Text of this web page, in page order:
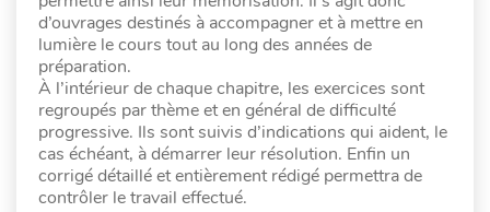
d’ouvrages destinés à accompagner et à mettre en
lumière le cours tout au long des années de
préparation.
À l’intérieur de chaque chapitre, les exercices sont
regroupés par thème et en général de difficulté
progressive. Ils sont suivis d’indications qui aident, le
cas échéant, à démarrer leur résolution. Enfin un
corrigé détaillé et entièrement rédigé permettra de
contrôler le travail effectué.